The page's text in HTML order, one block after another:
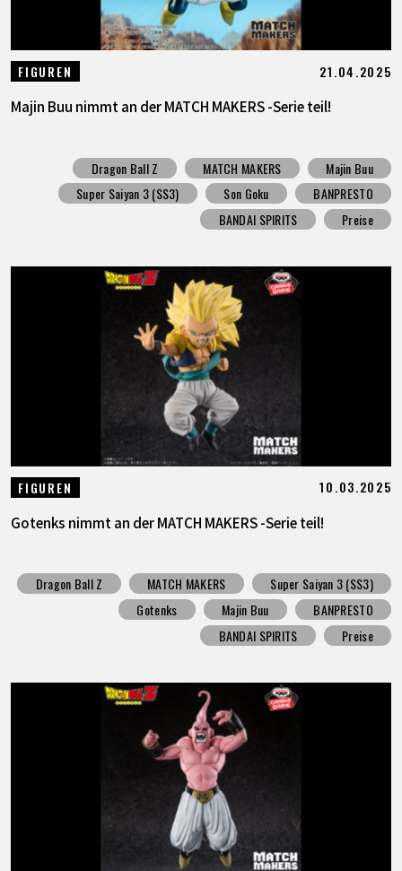
FIGUREN 21.04.2025
Majin Buu nimmt an der MATCH MAKERS -Serie teil!
Dragon Ball Z MATCH MAKERS
Majin Buu
Super Saiyan 3 (SS3)
Son Goku
BANPRESTO
BANDAI SPIRITS
Preise
FIGUREN 10.03.2025
Gotenks nimmt an der MATCH MAKERS -Serie teil!
Dragon Ball Z MATCH MAKERS
Super Saiyan 3 (SS3)
Gotenks
Majin Buu
BANPRESTO
BANDAI SPIRITS
Preise